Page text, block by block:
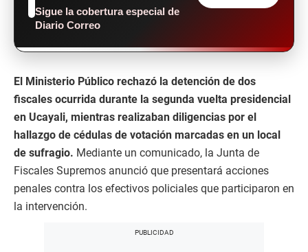
Sigue la cobertura especial de
Diario Correo
El Ministerio Público rechazó la detención de dos
fiscales ocurrida durante la segunda vuelta presidencial
en Ucayali, mientras realizaban diligencias por el
hallazgo de cédulas de votación marcadas en un local
de sufragio. Mediante un comunicado, la Junta de
Fiscales Supremos anunció que presentará acciones
penales contra los efectivos policiales que participaron en
la intervención.